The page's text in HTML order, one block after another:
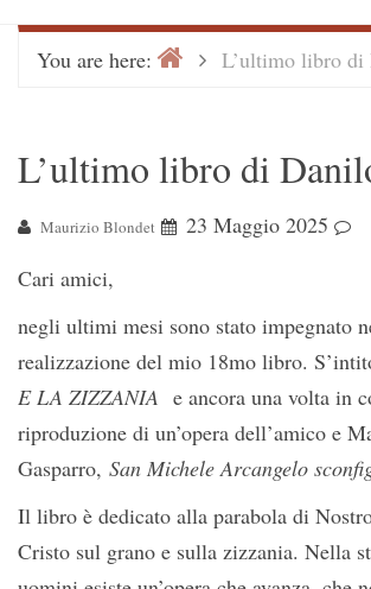
You are here: HomeL’ultimo libro
L’ultimo libro di
Maurizio Blondet
23 Maggio 2025
Cari amici,
negli ultimi mesi sono stato impegnato
realizzazione del mio 18mo libro.
E LA ZIZZANIA e ancora una volta in
riproduzione di un’opera dell’amico e
Gasparro, San Michele Arcangelo
Il libro è dedicato alla parabola di
Cristo sul grano e sulla zizzania. Nella